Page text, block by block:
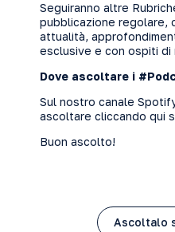
Seguiranno altre
pubblicazione regolare,
attualità,
esclusive e con ospiti di
Dove ascoltare i
Sul nostro canale
ascoltare cliccando qui
Buon ascolto!
Ascoltalo